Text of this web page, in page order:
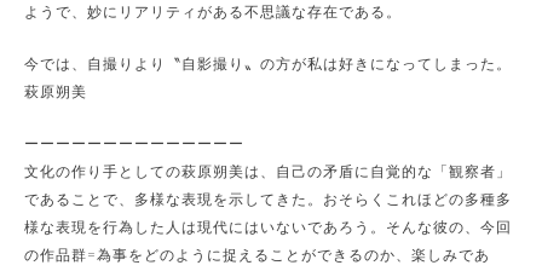
ようで、妙にリアリティがある不思議な存在である。
今では、自撮りより〝自影撮り〟の方が私は好きになってしまった。
萩原朔美
ーーーーーーーーーーーーーー
文化の作り手としての萩原朔美は、自己の矛盾に自覚的な「観察者」
であることで、多様な表現を示してきた。おそらくこれほどの多種多
様な表現を行為した人は現代にはいないであろう。そんな彼の、今回
の作品群=為事をどのように捉えることができるのか、楽しみであ